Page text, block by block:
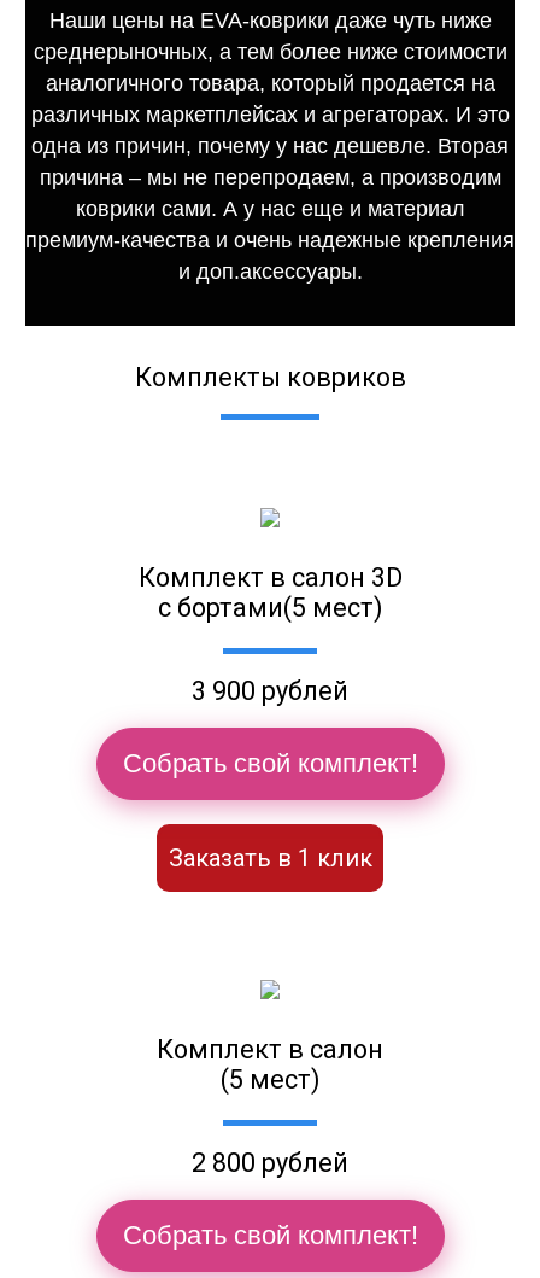
Наши цены на EVA-коврики даже чуть ниже
среднерыночных, а тем более ниже стоимости
аналогичного товара, который продается на
различных маркетплейсах и агрегаторах. И это
одна из причин, почему у нас дешевле. Вторая
причина – мы не перепродаем, а производим
коврики сами. А у нас еще и материал
премиум-качества и очень надежные крепления
и доп.аксессуары.
Комплекты ковриков
Комплект в салон 3D
с бортами(5 мест)
3 900 рублей
Собрать свой комплект!
Заказать в 1 клик
Комплект в салон
(5 мест)
2 800 рублей
Собрать свой комплект!